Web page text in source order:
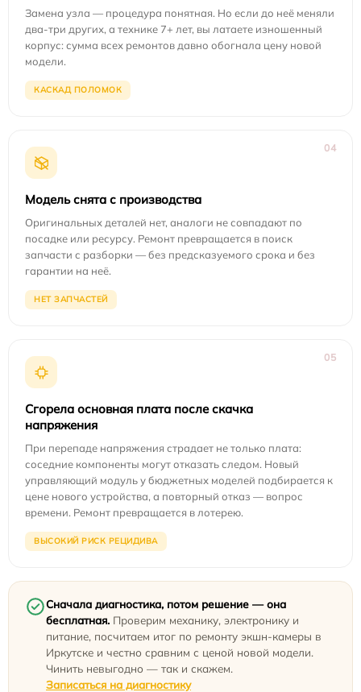
Замена узла — процедура понятная. Но если до неё меняли
два-три других, а технике 7+ лет, вы латаете изношенный
корпус: сумма всех ремонтов давно обогнала цену новой
модели.
КАСКАД ПОЛОМОК
04
Модель снята с производства
Оригинальных деталей нет, аналоги не совпадают по
посадке или ресурсу. Ремонт превращается в поиск
запчасти с разборки — без предсказуемого срока и без
гарантии на неё.
НЕТ ЗАПЧАСТЕЙ
05
Сгорела основная плата после скачка
напряжения
При перепаде напряжения страдает не только плата:
соседние компоненты могут отказать следом. Новый
управляющий модуль у бюджетных моделей подбирается к
цене нового устройства, а повторный отказ — вопрос
времени. Ремонт превращается в лотерею.
ВЫСОКИЙ РИСК РЕЦИДИВА
Сначала диагностика, потом решение — она
бесплатная. Проверим механику, электронику и
питание, посчитаем итог по ремонту экшн-камеры в
Иркутске и честно сравним с ценой новой модели.
Чинить невыгодно — так и скажем.
Записаться на диагностику